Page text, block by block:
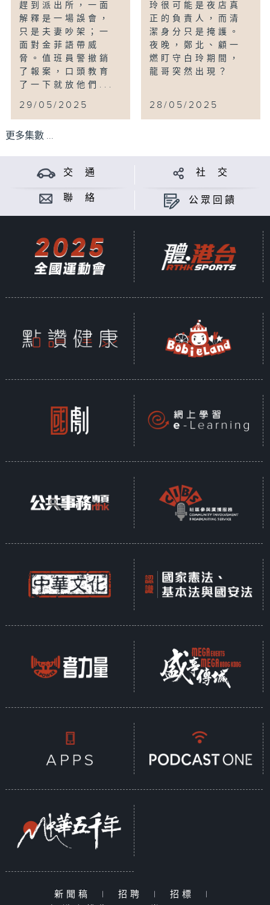
趕到派出所，一面
解釋是一場誤會，
只是夫妻吵架；一
面對金菲語帶威
脅。值班員警撤銷
了報案，口頭教育
了一下就放他們...
29/05/2025
玲很可能是夜店真
正的負責人，而清
潔身分只是掩護。
夜晚，鄭北、顧一
燃盯守白玲期間，
龍哥突然出現？
28/05/2025
更多集數 ...
交 通 社 交
聯 絡 公眾回饋
新聞稿 | 招聘 | 招標
|